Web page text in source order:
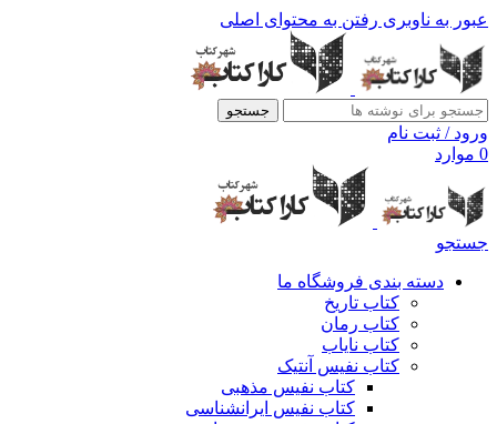
عبور به ناوبری رفتن به محتوای اصلی
جستجو
ورود / ثبت نام
0 موارد
جستجو
دسته بندی فروشگاه ما
کتاب تاریخ
کتاب رمان
کتاب نایاب
کتاب نفیس آنتیک
کتاب نفیس مذهبی
کتاب نفیس ایرانشناسی